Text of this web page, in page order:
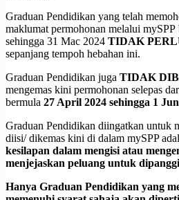
Graduan Pendidikan yang telah
maklumat permohonan melalui
sehingga 31 Mac 2024 TIDAK
sepanjang tempoh hebahan ini.
Graduan Pendidikan juga TIDAK
mengemas kini permohonan selepas
bermula 27 April 2024 sehingga 1
Graduan Pendidikan diingatkan untuk
diisi/ dikemas kini di dalam mySPP
kesilapan dalam mengisi atau
menjejaskan peluang untuk
Hanya Graduan Pendidikan yang